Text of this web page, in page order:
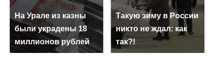
На Урале из казны
были украдены 18
миллионов рублей
Такую зиму в России
никто не ждал: как
так?!